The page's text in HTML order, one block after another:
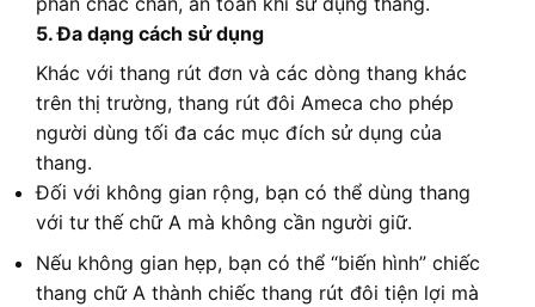
5. Đa dạng cách sử dụng
Khác với thang rút đơn và các dòng thang khác
trên thị trường, thang rút đôi Ameca cho phép
người dùng tối đa các mục đích sử dụng của
thang.
Đối với không gian rộng, bạn có thể dùng thang
với tư thế chữ A mà không cần người giữ.
Nếu không gian hẹp, bạn có thể “biến hình” chiếc
thang chữ A thành chiếc thang rút đôi tiện lợi mà